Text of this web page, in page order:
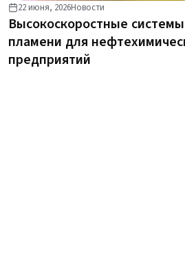
22 июня, 2026Новости
Высокоскоростные
пламени для
предприятий